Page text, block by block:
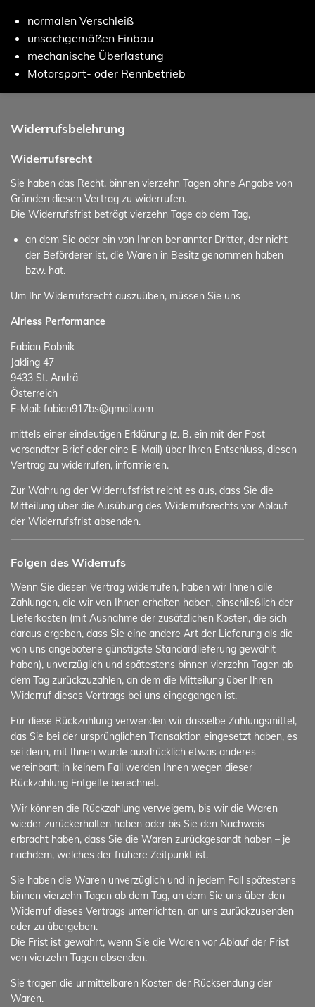
normalen Verschleiß
unsachgemäßen Einbau
mechanische Überlastung
Motorsport- oder Rennbetrieb
Widerrufsbelehrung
Widerrufsrecht
Sie haben das Recht, binnen vierzehn Tagen ohne Angabe von
Gründen diesen Vertrag zu widerrufen.
Die Widerrufsfrist beträgt vierzehn Tage ab dem Tag,
an dem Sie oder ein von Ihnen benannter Dritter, der nicht
der Beförderer ist, die Waren in Besitz genommen haben
bzw. hat.
Um Ihr Widerrufsrecht auszuüben, müssen Sie uns
Airless Performance
Fabian Robnik
Jakling 47
9433 St. Andrä
Österreich
E-Mail: fabian917bs@gmail.com
mittels einer eindeutigen Erklärung (z. B. ein mit der Post
versandter Brief oder eine E-Mail) über Ihren Entschluss, diesen
Vertrag zu widerrufen, informieren.
Zur Wahrung der Widerrufsfrist reicht es aus, dass Sie die
Mitteilung über die Ausübung des Widerrufsrechts vor Ablauf
der Widerrufsfrist absenden.
Folgen des Widerrufs
Wenn Sie diesen Vertrag widerrufen, haben wir Ihnen alle
Zahlungen, die wir von Ihnen erhalten haben, einschließlich der
Lieferkosten (mit Ausnahme der zusätzlichen Kosten, die sich
daraus ergeben, dass Sie eine andere Art der Lieferung als die
von uns angebotene günstigste Standardlieferung gewählt
haben), unverzüglich und spätestens binnen vierzehn Tagen ab
dem Tag zurückzuzahlen, an dem die Mitteilung über Ihren
Widerruf dieses Vertrags bei uns eingegangen ist.
Für diese Rückzahlung verwenden wir dasselbe Zahlungsmittel,
das Sie bei der ursprünglichen Transaktion eingesetzt haben, es
sei denn, mit Ihnen wurde ausdrücklich etwas anderes
vereinbart; in keinem Fall werden Ihnen wegen dieser
Rückzahlung Entgelte berechnet.
Wir können die Rückzahlung verweigern, bis wir die Waren
wieder zurückerhalten haben oder bis Sie den Nachweis
erbracht haben, dass Sie die Waren zurückgesandt haben – je
nachdem, welches der frühere Zeitpunkt ist.
Sie haben die Waren unverzüglich und in jedem Fall spätestens
binnen vierzehn Tagen ab dem Tag, an dem Sie uns über den
Widerruf dieses Vertrags unterrichten, an uns zurückzusenden
oder zu übergeben.
Die Frist ist gewahrt, wenn Sie die Waren vor Ablauf der Frist
von vierzehn Tagen absenden.
Sie tragen die unmittelbaren Kosten der Rücksendung der
Waren.